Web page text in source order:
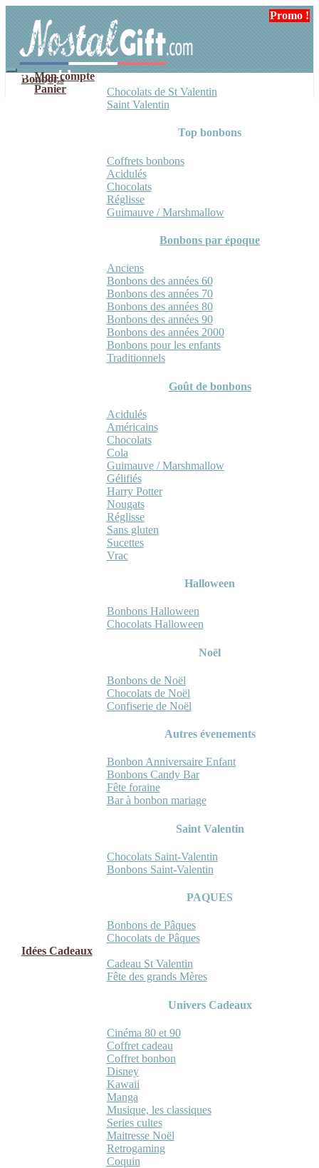
navigation
contenu
Mon compte
Panier
Bonbons
Chocolats de St Valentin
Saint Valentin
Top bonbons
Coffrets bonbons
Acidulés
Chocolats
Réglisse
Guimauve / Marshmallow
Bonbons par époque
Anciens
Bonbons des années 60
Bonbons des années 70
Bonbons des années 80
Bonbons des années 90
Bonbons des années 2000
Bonbons pour les enfants
Traditionnels
Goût de bonbons
Acidulés
Américains
Chocolats
Cola
Guimauve / Marshmallow
Gélifiés
Harry Potter
Nougats
Réglisse
Sans gluten
Sucettes
Vrac
Halloween
Bonbons Halloween
Chocolats Halloween
Noël
Bonbons de Noël
Chocolats de Noël
Confiserie de Noël
Autres évenements
Bonbon Anniversaire Enfant
Bonbons Candy Bar
Fête foraine
Bar à bonbon mariage
Saint Valentin
Chocolats Saint-Valentin
Bonbons Saint-Valentin
PAQUES
Bonbons de Pâques
Chocolats de Pâques
Idées Cadeaux
Cadeau St Valentin
Fête des grands Mères
Univers Cadeaux
Cinéma 80 et 90
Coffret cadeau
Coffret bonbon
Disney
Kawaii
Manga
Musique, les classiques
Series cultes
Maitresse Noël
Retrogaming
Coquin
Promo !
Promo !
Promo !
Promo !